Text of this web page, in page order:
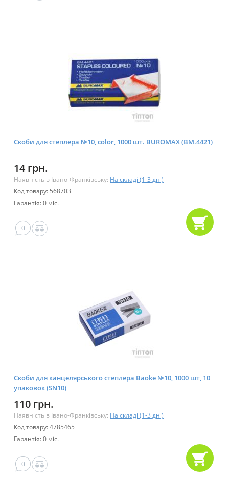
Скоби для степлера №10, color, 1000 шт. BUROMAX (BM.4421)
14 грн.
Наявність в Івано-Франківську: На складі (1-3 дні)
Код товару: 568703
Гарантія: 0 міс.
0
Скоби для канцелярського степлера Baoke №10, 1000 шт, 10
упаковок (SN10)
110 грн.
Наявність в Івано-Франківську: На складі (1-3 дні)
Код товару: 4785465
Гарантія: 0 міс.
0